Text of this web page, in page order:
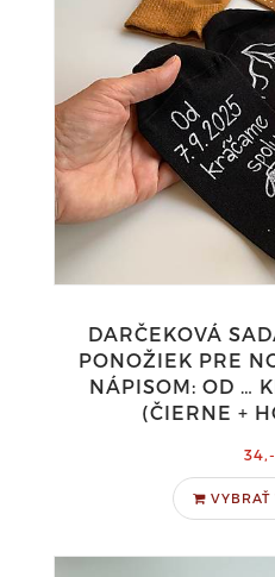
DARČEKOVÁ
PONOŽIEK PRE
NÁPISOM: OD …
(ČIERNE +
VYBRAŤ